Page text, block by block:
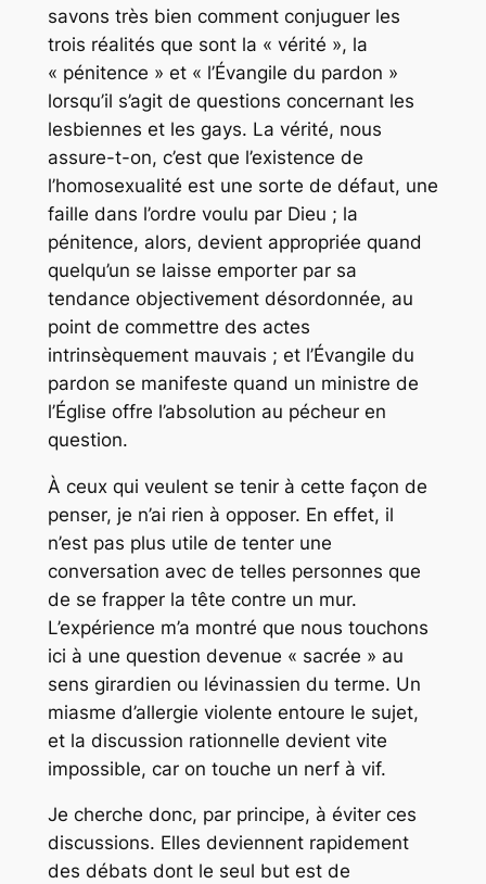
savons très bien comment conjuguer les
trois réalités que sont la « vérité », la
« pénitence » et « l’Évangile du pardon »
lorsqu’il s’agit de questions concernant les
lesbiennes et les gays. La vérité, nous
assure-t-on, c’est que l’existence de
l’homosexualité est une sorte de défaut, une
faille dans l’ordre voulu par Dieu ; la
pénitence, alors, devient appropriée quand
quelqu’un se laisse emporter par sa
tendance objectivement désordonnée, au
point de commettre des actes
intrinsèquement mauvais ; et l’Évangile du
pardon se manifeste quand un ministre de
l’Église offre l’absolution au pécheur en
question.
À ceux qui veulent se tenir à cette façon de
penser, je n’ai rien à opposer. En effet, il
n’est pas plus utile de tenter une
conversation avec de telles personnes que
de se frapper la tête contre un mur.
L’expérience m’a montré que nous touchons
ici à une question devenue « sacrée » au
sens girardien ou lévinassien du terme. Un
miasme d’allergie violente entoure le sujet,
et la discussion rationnelle devient vite
impossible, car on touche un nerf à vif.
Je cherche donc, par principe, à éviter ces
discussions. Elles deviennent rapidement
des débats dont le seul but est de